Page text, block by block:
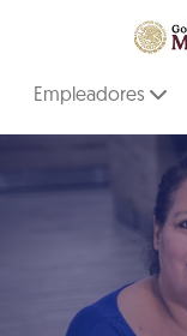
Empleadores